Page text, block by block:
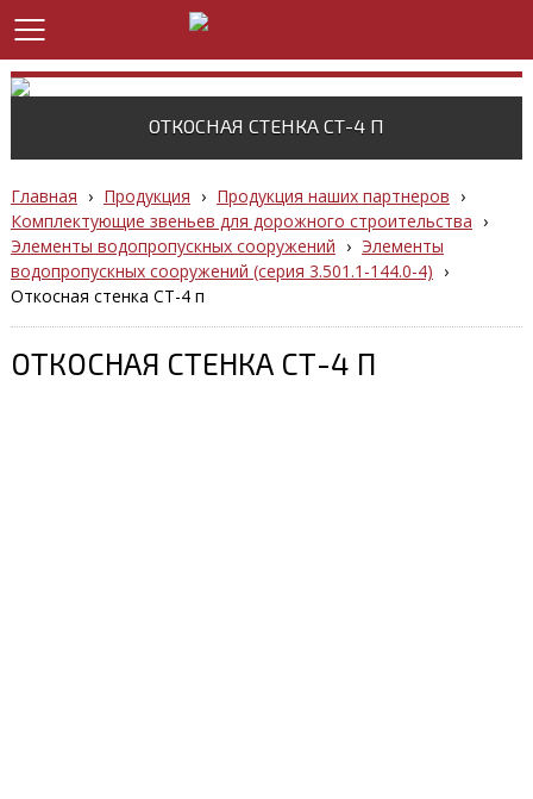
ОТКОСНАЯ СТЕНКА СТ-4 П
Главная › Продукция › Продукция наших партнеров ›
Комплектующие звеньев для дорожного строительства ›
Элементы водопропускных сооружений › Элементы
водопропускных сооружений (серия 3.501.1-144.0-4) ›
Откосная стенка СТ-4 п
ОТКОСНАЯ СТЕНКА СТ-4 П